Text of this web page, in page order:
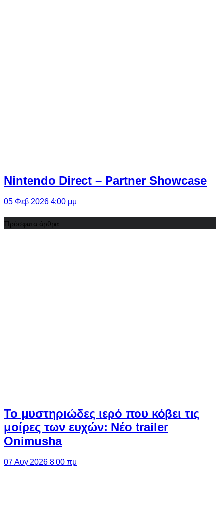
Nintendo Direct – Partner Showcase
05 Φεβ 2026 4:00 μμ
Πρόσφατα άρθρα
Το μυστηριώδες ιερό που κόβει τις
μοίρες των ευχών: Νέο trailer
Onimusha
07 Αυγ 2026 8:00 πμ